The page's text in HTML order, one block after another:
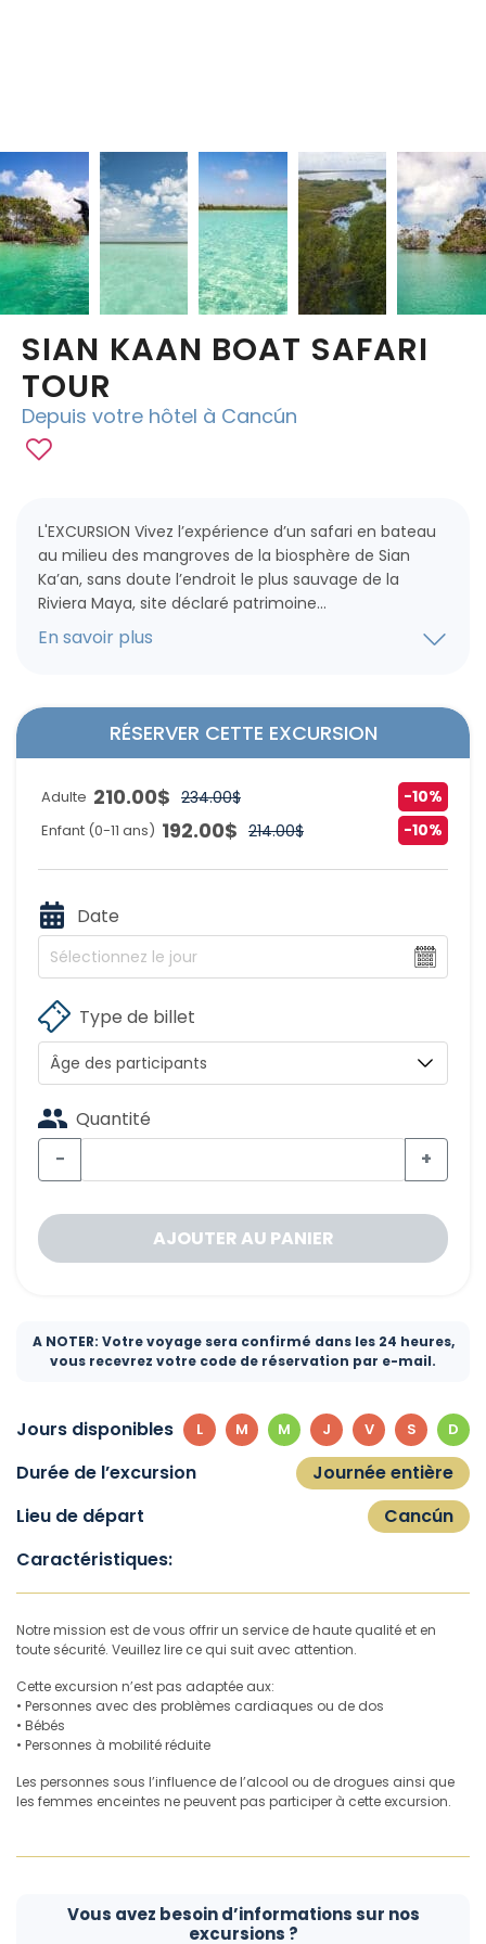
SIAN KAAN BOAT SAFARI
TOUR
Depuis votre hôtel à Cancún
L'EXCURSION Vivez l’expérience d’un safari en bateau
au milieu des mangroves de la biosphère de Sian
Ka’an, sans doute l’endroit le plus sauvage de la
Riviera Maya, site déclaré patrimoine...
En savoir plus
RÉSERVER CETTE EXCURSION
Adulte 210.00$ 234.00$ -10%
Enfant (0-11 ans) 192.00$ 214.00$ -10%
Date
Type de billet
Quantité
−
+
AJOUTER AU PANIER
A NOTER: Votre voyage sera confirmé dans les 24 heures,
vous recevrez votre code de réservation par e-mail.
Jours disponibles L M M J V S D
Durée de l’excursion
Journée entière
Lieu de départ
Cancún
Caractéristiques:
Notre mission est de vous offrir un service de haute qualité et en
toute sécurité. Veuillez lire ce qui suit avec attention.
Cette excursion n’est pas adaptée aux:
• Personnes avec des problèmes cardiaques ou de dos
• Bébés
• Personnes à mobilité réduite
Les personnes sous l’influence de l’alcool ou de drogues ainsi que
les femmes enceintes ne peuvent pas participer à cette excursion.
Vous avez besoin d’informations sur nos
excursions ?